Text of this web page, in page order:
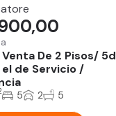
Venta De 2 Pisos/ 5d
de Servicio /
5 2 5